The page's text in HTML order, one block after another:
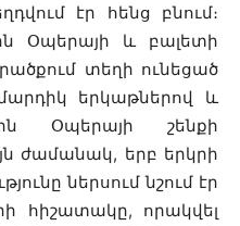
էր հենց բնում։
Օպերայի և բալետի
տեղի ունեցած
երկաթներով և
Օպերայի շենքի
ժամանակ, երբ երկրի
ներսում նշում էր
հիշատակը, որակվել